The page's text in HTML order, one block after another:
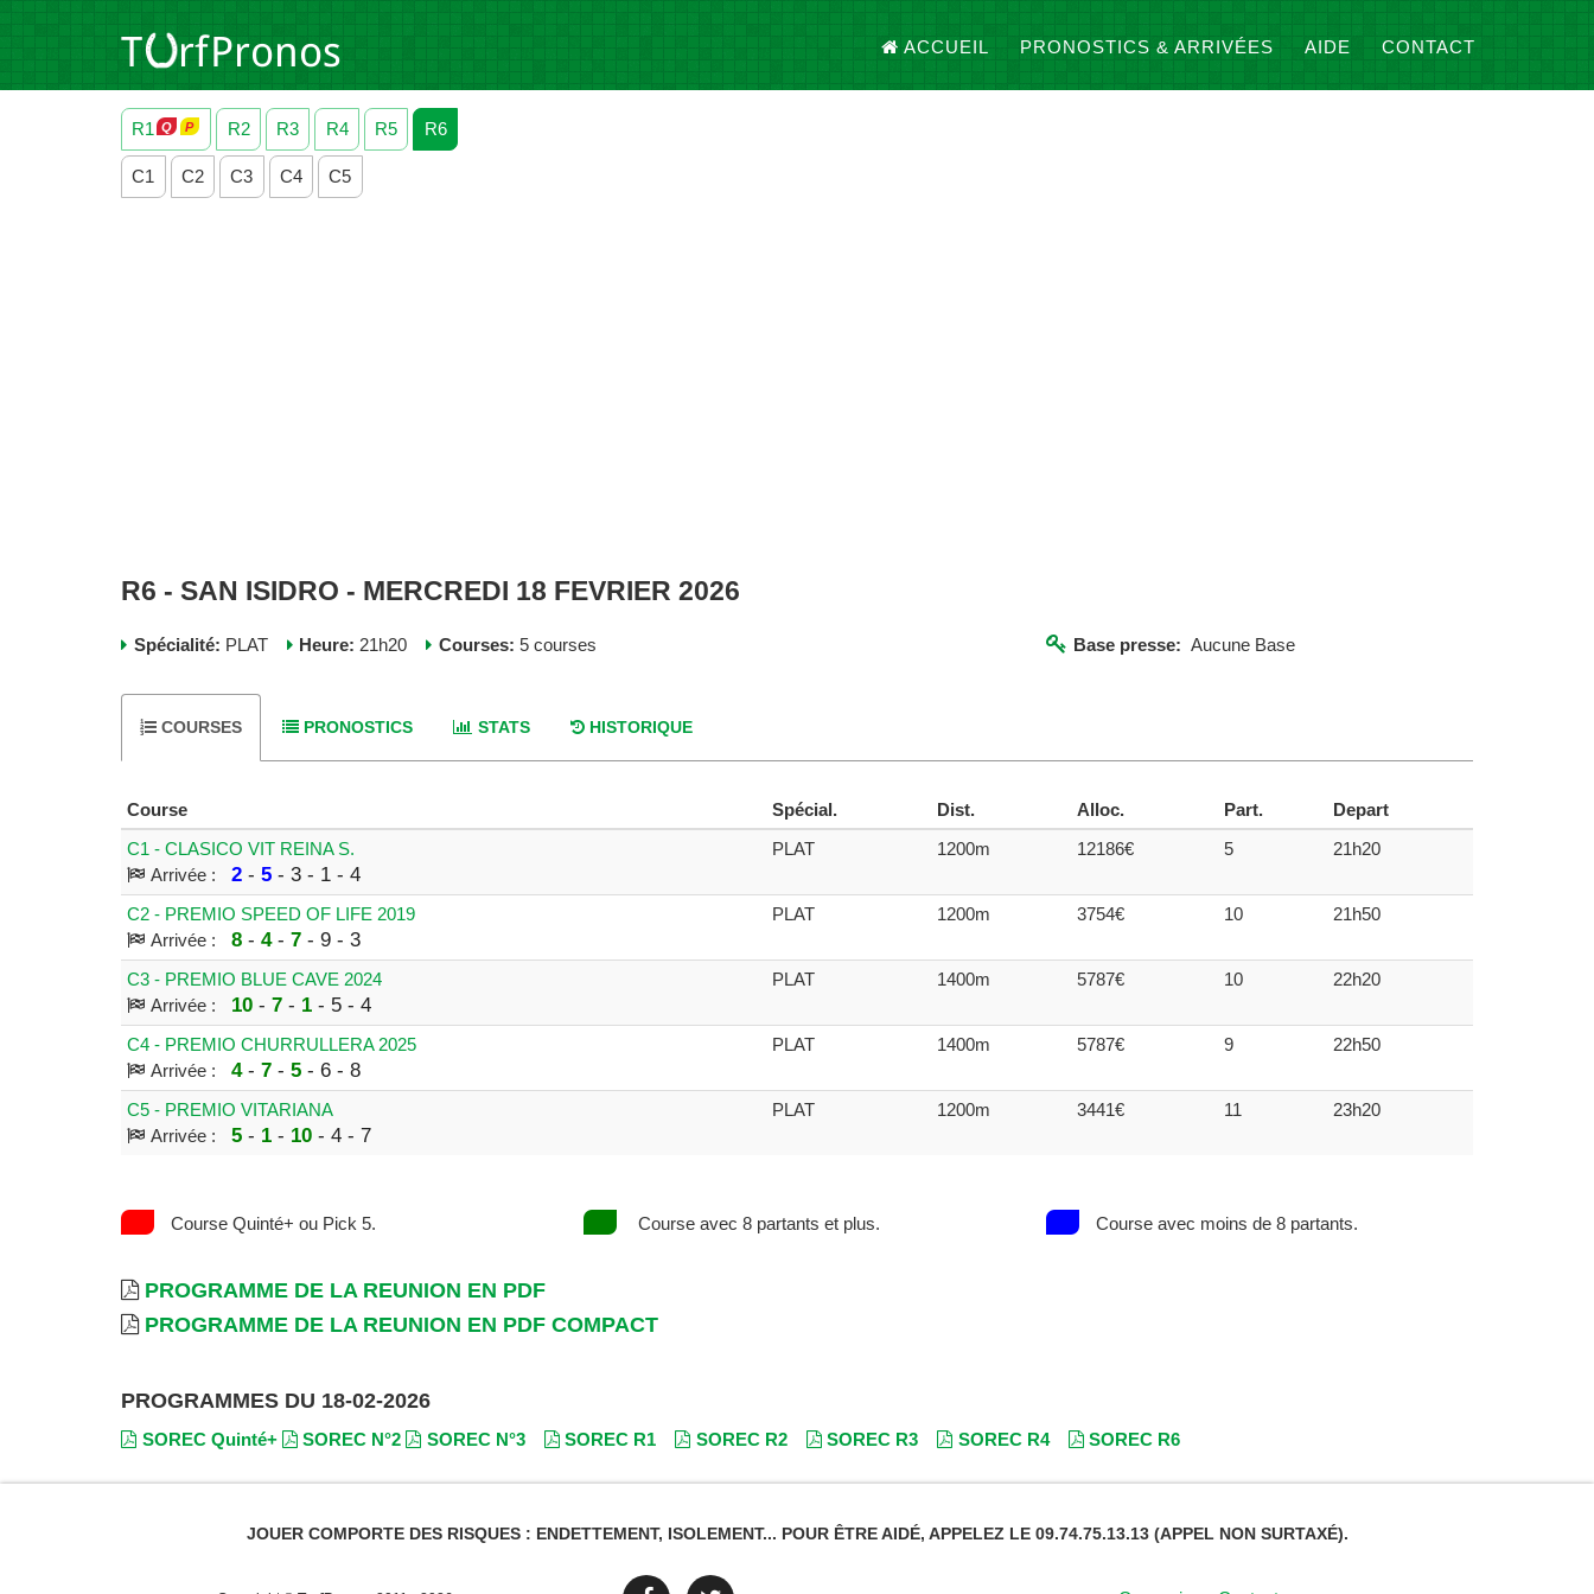
ACCUEIL PRONOSTICS & ARRIVÉES AIDE CONTACT
R1 R2 R3 R4 R5 R6
C1 C2 C3 C4 C5
R6 - SAN ISIDRO - MERCREDI 18 FEVRIER 2026
Spécialité: PLAT Heure: 21h20 Courses: 5 courses Base presse: Aucune Base
COURSES PRONOSTICS STATS HISTORIQUE
Course Spécial. Dist. Alloc. Part.
Depart
C1 - CLASICO VIT REINA S.
Arrivée :
2- 5- 3 - 1 - 4
PLAT 1200m 12186€ 5 21h20
C2 - PREMIO SPEED OF LIFE 2019
Arrivée :
8- 4- 7- 9 - 3
PLAT 1200m 3754€ 10 21h50
C3 - PREMIO BLUE CAVE 2024
Arrivée :
10- 7- 1- 5 - 4
PLAT 1400m 5787€ 10 22h20
C4 - PREMIO CHURRULLERA 2025
Arrivée :
4- 7- 5- 6 - 8
PLAT 1400m 5787€ 9 22h50
C5 - PREMIO VITARIANA
Arrivée :
5- 1- 10- 4 - 7
PLAT 1200m 3441€ 11 23h20
Course Quinté+ ou Pick 5. Course avec 8 partants et plus. Course avec moins de 8 partants.
PROGRAMME DE LA REUNION EN PDF
PROGRAMME DE LA REUNION EN PDF COMPACT
PROGRAMMES DU 18-02-2026
SOREC Quinté+ SOREC N°2 SOREC N°3 SOREC R1 SOREC R2 SOREC R3 SOREC R4 SOREC R6
JOUER COMPORTE DES RISQUES : ENDETTEMENT, ISOLEMENT... POUR ÊTRE AIDÉ, APPELEZ LE 09.74.75.13.13 (APPEL NON SURTAXÉ).